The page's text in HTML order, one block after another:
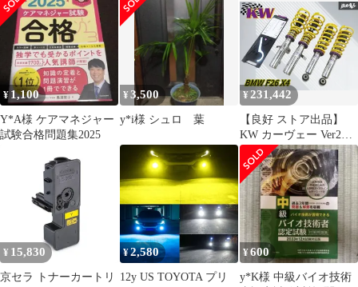
ード/ 01-06y ユーコン
デナリ/ 00-06y サバー
バン/ 92-96y ブロンコ
車検対応 爆光
CSP3570LEDチップ搭
載 880 LED フォグラン
プ ポン付け
オプション付き 未使用
未開封 H11491413
¥ 1,100
Y*A様 ケアマネジャー
試験合格問題集2025
¥3,500
y*i様 シュロ 葉
¥231,442
【良好 ストア出品】
KW カーヴェー Ver2
BMW F26 X4 ネジ式 車
高調 サス ショック 1台
分 2001036L 1001036R
電子制御式ダンパー無
し 棚Y-3
¥ 15,830
京セラ トナーカートリ
¥2,580
12y US TOYOTA プリ
¥600
y*K様 中級バイオ技術